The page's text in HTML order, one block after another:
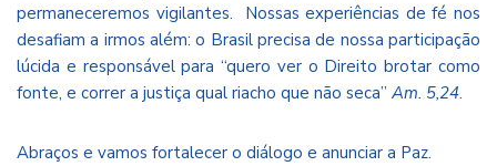
permaneceremos vigilantes. Nossas experiências de fé nos
desafiam a irmos além: o Brasil precisa de nossa participação
lúcida e responsável para “quero ver o Direito brotar como
fonte, e correr a justiça qual riacho que não seca” Am. 5,24.
Abraços e vamos fortalecer o diálogo e anunciar a Paz.